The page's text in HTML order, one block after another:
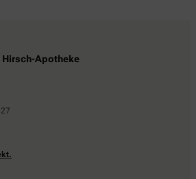
Apotheke